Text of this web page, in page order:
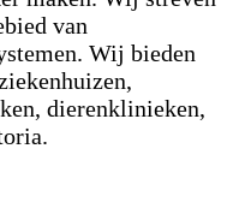
van
Wij bieden
dierenklinieken,